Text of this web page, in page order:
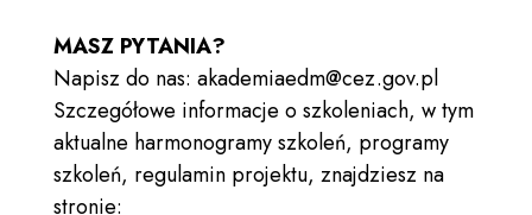
MASZ PYTANIA?
Napisz do nas: akademiaedm@cez.gov.pl
Szczegółowe informacje o szkoleniach, w tym
aktualne harmonogramy szkoleń, programy
szkoleń, regulamin projektu, znajdziesz na
stronie: